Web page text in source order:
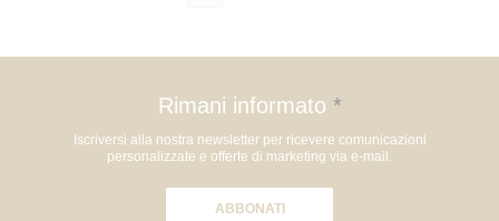
Rimani informato *
Iscriversi alla nostra newsletter per ricevere comunicazioni
personalizzate e offerte di marketing via e-mail.
ABBONATI